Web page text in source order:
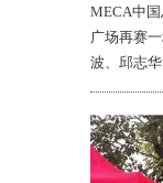
MECA中
广场再赛
波、邱志